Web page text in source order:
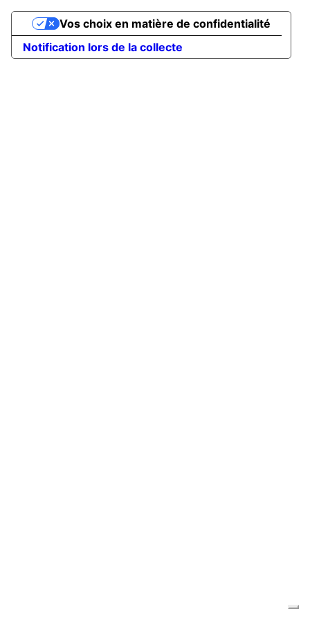
Notification lors de la collecte
Vos choix en matière de confidentialité